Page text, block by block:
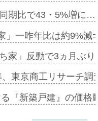
期比で43・5%増に…
」一昨年比は約9%
家」反動で3ヵ月ぶ
東京商工リサーチ
『新築戸建』の価